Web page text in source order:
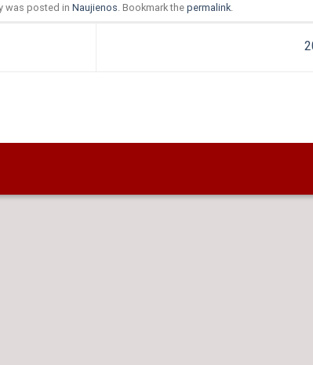
was posted in Naujienos . Bookmark the permalink